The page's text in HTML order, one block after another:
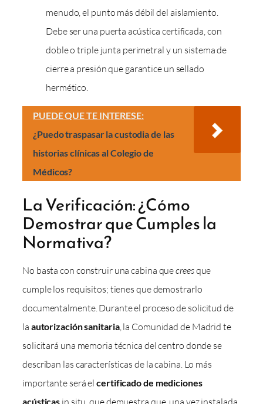
menudo, el punto más débil del aislamiento.
Debe ser una puerta acústica certificada, con
doble o triple junta perimetral y un sistema de
cierre a presión que garantice un sellado
hermético.
PUEDE QUE TE INTERESE:
¿Puedo traspasar la custodia de las
historias clínicas al Colegio de
Médicos?
La Verificación: ¿Cómo
Demostrar que Cumples la
Normativa?
No basta con construir una cabina quecreesque
cumple los requisitos; tienes que demostrarlo
documentalmente. Durante el proceso de solicitud de
la autorización sanitaria, la Comunidad de Madrid te
solicitará una memoria técnica del centro donde se
describan las características de la cabina. Lo más
importante será elcertificado de mediciones
acústicas in situ, que demuestra que, una vez instalada,